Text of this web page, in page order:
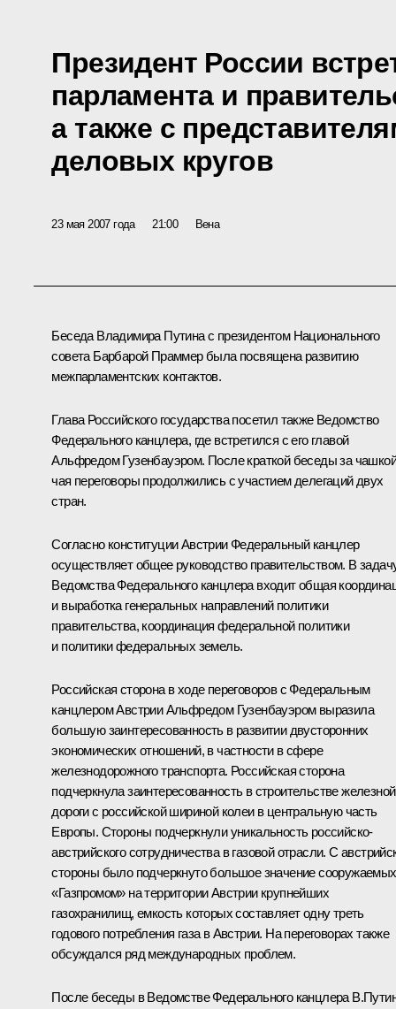
Президент России
парламента и
а также с
деловых кругов
23 мая 2007 года 21:00 Вена
Беседа Владимира Путина с президентом Национального
совета Барбарой Праммер была посвящена развитию
межпарламентских контактов.
Глава Российского государства посетил также Ведомство
Федерального канцлера, где встретился с его главой
Альфредом Гузенбауэром. После краткой беседы за чашкой
чая переговоры продолжились с участием делегаций двух
стран.
Согласно конституции Австрии Федеральный канцлер
осуществляет общее руководство правительством. В
Ведомства Федерального канцлера входит общая
и выработка генеральных направлений политики
правительства, координация федеральной политики
и политики федеральных земель.
Российская сторона в ходе переговоров с Федеральным
канцлером Австрии Альфредом Гузенбауэром выразила
большую заинтересованность в развитии двусторонних
экономических отношений, в частности в сфере
железнодорожного транспорта. Российская сторона
подчеркнула заинтересованность в строительстве железной
дороги с российской шириной колеи в центральную часть
Европы. Стороны подчеркнули уникальность российско-
австрийского сотрудничества в газовой отрасли. С
стороны было подчеркнуто большое значение сооружаемых
«Газпромом» на территории Австрии крупнейших
газохранилищ, емкость которых составляет одну треть
годового потребления газа в Австрии. На переговорах также
обсуждался ряд международных проблем.
После беседы в Ведомстве Федерального канцлера